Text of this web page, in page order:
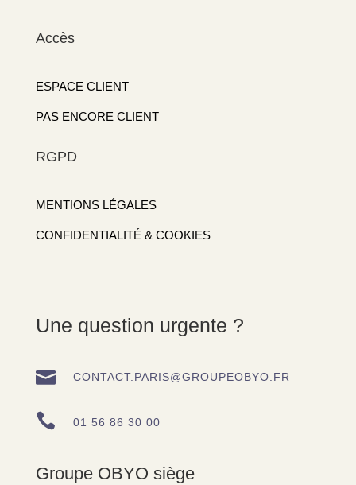
Accès
ESPACE CLIENT
PAS ENCORE CLIENT
RGPD
MENTIONS LÉGALES
CONFIDENTIALITÉ & COOKIES
Une question urgente ?
 CONTACT.PARIS@GROUPEOBYO.FR
 01 56 86 30 00
Groupe OBYO siège